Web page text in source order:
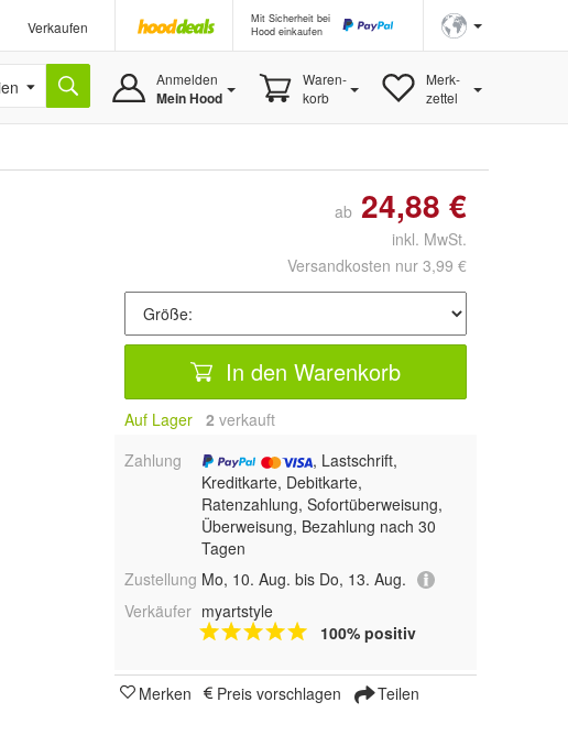
Verkaufen
Mit Sicherheit bei
Hood einkaufen
Anmelden
Mein Hood
Waren-
korb
Merk-
zettel
ab 24,88 €
inkl. MwSt.
Versandkosten nur 3,99 €
In den Warenkorb
Auf Lager 2 verkauft
Zahlung
, Lastschrift,
Kreditkarte, Debitkarte,
Ratenzahlung, Sofortüberweisung,
Überweisung, Bezahlung nach 30
Tagen
Zustellung Mo, 10. Aug. bis Do, 13. Aug.
Verkäufer myartstyle
100% positiv
Merken Preis vorschlagen Teilen